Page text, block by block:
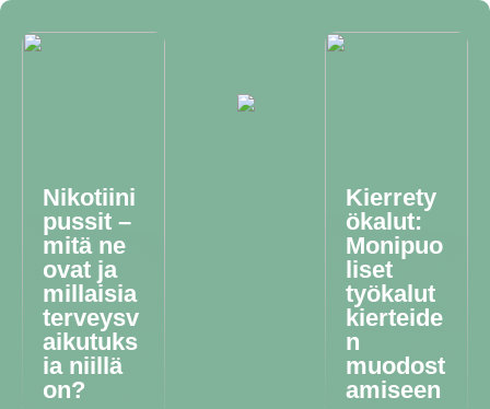
Nikotiini
pussit –
mitä ne
ovat ja
millaisia
terveysv
aikutuks
ia niillä
on?
Kierrety
ökalut:
Monipuo
liset
työkalut
kierteide
n
muodost
amiseen